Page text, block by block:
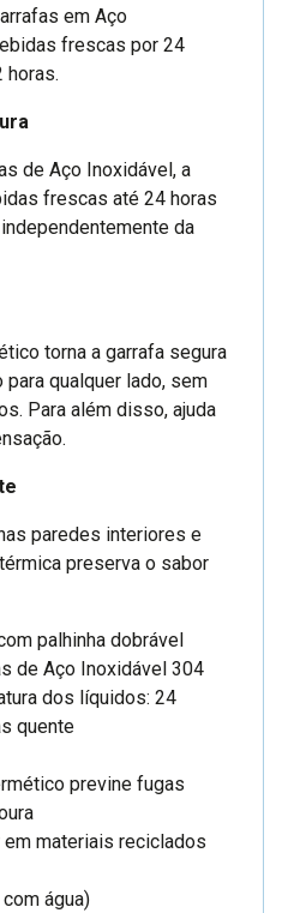
em Aço
frescas por 24
horas.
de Aço Inoxidável, a
frescas até 24 horas
da
torna a garrafa segura
qualquer lado, sem
Para além disso, ajuda
paredes interiores e
preserva o sabor
palhinha dobrável
de Aço Inoxidável 304
dos líquidos: 24
quente
previne fugas
materiais reciclados
água)